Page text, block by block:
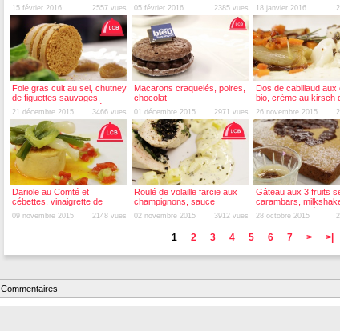
bûchette caramélisée
chantilly pistachée
15 février 2016 2557 vues 05 février 2016 2385 vues
bois, cœurs de
18 janvier 2016
Foie gras cuit au sel, chutney
de figuettes sauvages,
croustillants de pain d'épices
21 décembre 2015 3466 vues
Macarons craquelés, poires,
chocolat
01 décembre 2015 2971 vues
Dos de cabillaud aux
bio, crème au kirsch
Marsotte et lentilles
26 novembre 2015
Dariole au Comté et
cébettes, vinaigrette de
poivron rouge
09 novembre 2015 2148 vues
Roulé de volaille farcie aux
champignons, sauce
Chardonnay Savagnin
estragon
02 novembre 2015 3912 vues
Gâteau aux 3 fruits
carambars,
banane chicorée
28 octobre 2015
1 2 3 4 5 6 7 > >|
Commentaires